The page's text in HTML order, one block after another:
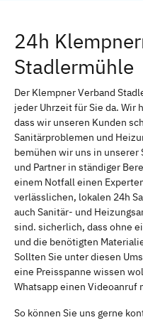
24h
Stadlermühle
Der Klempner Verband
jeder Uhrzeit für Sie da. Wir
dass wir unseren Kunden
Sanitärproblemen und
bemühen wir uns in
und Partner in ständiger
einem Notfall einen
verlässlichen, lokalen 24h
auch Sanitär- und
sind. sicherlich, dass ohne
und die benötigten
Sollten Sie unter diesen
eine Preisspanne wissen
Whatsapp einen Videoanruf
So können Sie uns gerne